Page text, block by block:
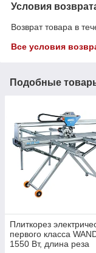
Условия
Возврат товара в
Все условия
Подобные
Плиткорез
первого класса
1550 Вт, длина реза